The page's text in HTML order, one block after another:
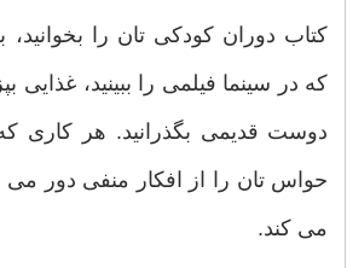
کتاب دوران کودکی تان را بخوانید،
که در سینما فیلمی را ببینید، غذایی
دوست قدیمی بگذرانید. هر کاری
حواس تان را از افکار منفی دور می
می کند.